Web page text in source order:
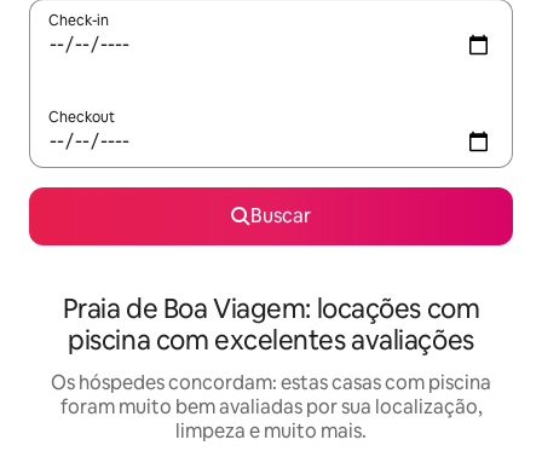
Check-in
Checkout
Buscar
Praia de Boa Viagem: locações com
piscina com excelentes avaliações
Os hóspedes concordam: estas casas com piscina
foram muito bem avaliadas por sua localização,
limpeza e muito mais.